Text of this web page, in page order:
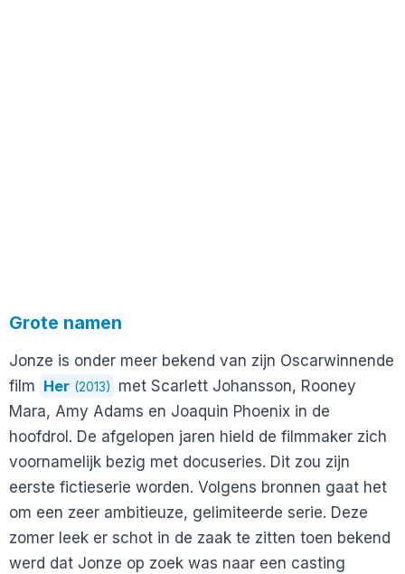
Grote namen
Jonze is onder meer bekend van zijn Oscarwinnende
film Her (2013)
met Scarlett Johansson, Rooney
Mara, Amy Adams en Joaquin Phoenix in de
hoofdrol. De afgelopen jaren hield de filmmaker zich
voornamelijk bezig met docuseries. Dit zou zijn
eerste fictieserie worden. Volgens bronnen gaat het
om een zeer ambitieuze, gelimiteerde serie. Deze
zomer leek er schot in de zaak te zitten toen bekend
werd dat Jonze op zoek was naar een casting